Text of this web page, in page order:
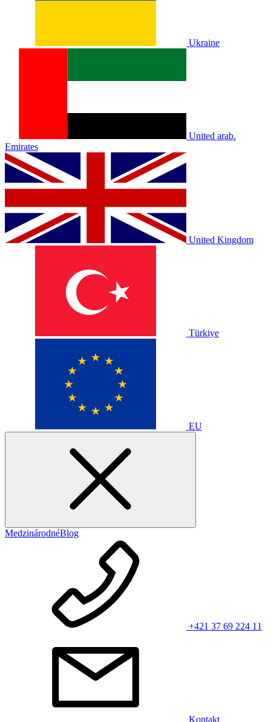
Ukraine
United arab.
Emirates
United Kingdom
Türkiye
EU
MedzinárodnéBlog
+421 37 69 224 11
Kontakt